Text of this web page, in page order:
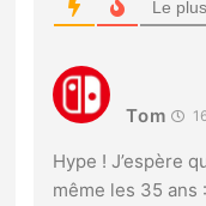
Le
Tom
Hype ! J’espère
même les 35 ans